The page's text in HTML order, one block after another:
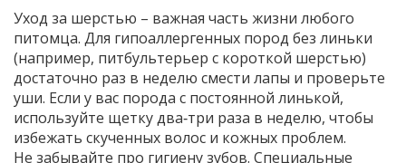
Уход за шерстью – важная часть жизни любого
питомца. Для гипоаллергенных пород без линьки
(например, питбультерьер с короткой шерстью)
достаточно раз в неделю смести лапы и проверьте
уши. Если у вас порода с постоянной линькой,
используйте щетку два‑три раза в неделю, чтобы
избежать скученных волос и кожных проблем.
Не забывайте про гигиену зубов. Специальные